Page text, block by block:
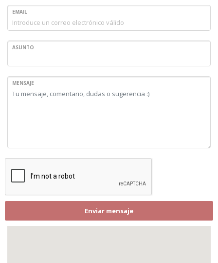
EMAIL
ASUNTO
MENSAJE
Enviar mensaje